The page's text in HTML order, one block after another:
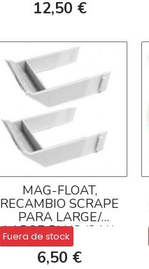
12,50 €
MAG-FLOAT,
RECAMBIO SCRAPE
PARA LARGE/
LARGE PLUS (2 U.)
100.458
Fuera de stock
6,50 €